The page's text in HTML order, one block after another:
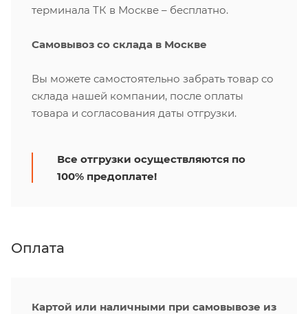
терминала ТК в Москве – бесплатно.
Самовывоз со склада в Москве
Вы можете самостоятельно забрать товар со
склада нашей компании, после оплаты
товара и согласования даты отгрузки.
Все отгрузки осуществляются по
100% предоплате!
Оплата
Картой или наличными при самовывозе из